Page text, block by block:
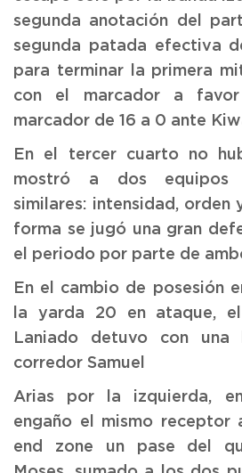
segunda anotación del
segunda patada efectiva
para terminar la primera
con el marcador a
marcador de 16 a 0 ante
En el tercer cuarto no
mostró a dos equipos
similares: intensidad, orden
forma se jugó una gran
el periodo por parte de
En el cambio de posesión
la yarda 20 en ataque,
Laniado detuvo con una
corredor Samuel
Arias por la izquierda,
engaño el mismo receptor
end zone un pase del